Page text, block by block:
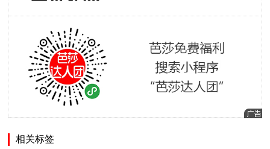
相关标签